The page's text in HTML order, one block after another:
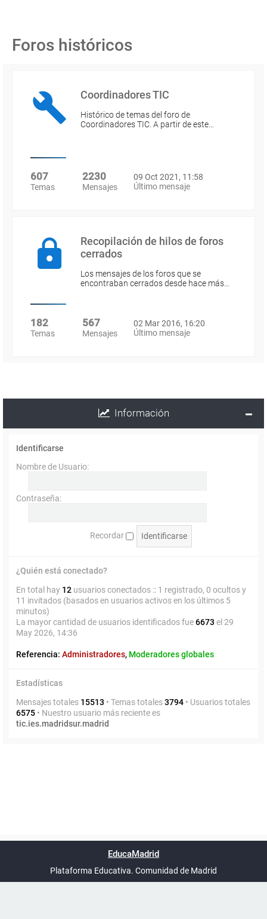
Foros históricos
Coordinadores TIC
Histórico de temas del foro de
Coordinadores TIC. A partir de este…
607
Temas
2230
Mensajes
09 Oct 2021, 11:58
Último mensaje
Recopilación de hilos de foros
cerrados
Los mensajes de los foros que se
encontraban cerrados desde hace más…
182
Temas
567
Mensajes
02 Mar 2016, 16:20
Último mensaje
Información
Identificarse
Nombre de Usuario:
Contraseña:
Recordar
¿Quién está conectado?
En total hay 12 usuarios conectados :: 1 registrado, 0 ocultos y
11 invitados (basados en usuarios activos en los últimos 5
minutos)
La mayor cantidad de usuarios identificados fue6673 el 29
May 2026, 14:36
Referencia: Administradores, Moderadores globales
Estadísticas
Mensajes totales 15513 • Temas totales3794 • Usuarios totales
6575 • Nuestro usuario más reciente es
tic.ies.madridsur.madrid
UTC+02:00
phpBB España
EducaMadrid
Plataforma Educativa. Comunidad de Madrid